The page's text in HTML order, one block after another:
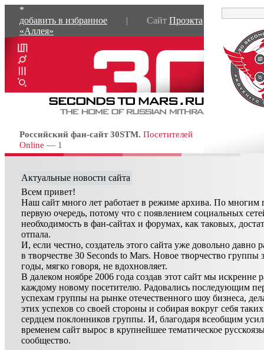
*
добавить в избранное
| Сайт Проэкта
«Аллея»
Российский фан-сайт 30STM. Посетителей
Online — 1
Актуальные новости сайта
Всем привет!
Наш сайт много лет работает в режиме архива. По
первую очередь, потому что с появлением социальных
необходимость в фан-сайтах и форумах, как таковых,
отпала.
И, если честно, создатель этого сайта уже довольно давно
в творчестве 30 Seconds to Mars. Новое творчество группы
годы, мягко говоря, не вдохновляет.
В далеком ноябре 2006 года создав этот сайт мы искренне
каждому новому посетителю. Радовались последующим
успехам группы на рынке отечественного шоу бизнеса,
этих успехов со своей стороны и собирая вокруг себя
сердцем поклонников группы. И, благодаря всеобщим
временем сайт вырос в крупнейшее тематическое
сообщество.